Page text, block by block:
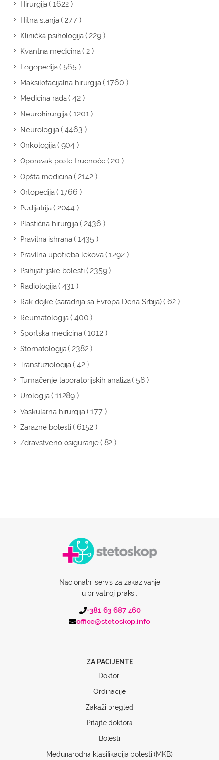
Hirurgija( 1622 )
Hitna stanja( 277 )
Klinička psihologija( 229 )
Kvantna medicina( 2 )
Logopedija( 565 )
Maksilofacijalna hirurgija( 1760 )
Medicina rada( 42 )
Neurohirurgija( 1201 )
Neurologija( 4463 )
Onkologija( 904 )
Oporavak posle trudnoće( 20 )
Opšta medicina( 2142 )
Ortopedija( 1766 )
Pedijatrija( 2044 )
Plastična hirurgija( 2436 )
Pravilna ishrana( 1435 )
Pravilna upotreba lekova( 1292 )
Psihijatrijske bolesti( 2359 )
Radiologija( 431 )
Rak dojke (saradnja sa Evropa Dona Srbija)( 62 )
Reumatologija( 400 )
Sportska medicina( 1012 )
Stomatologija( 2382 )
Transfuziologija( 42 )
Tumačenje laboratorijskih analiza( 58 )
Urologija( 11289 )
Vaskularna hirurgija( 177 )
Zarazne bolesti( 6152 )
Zdravstveno osiguranje( 82 )
Nacionalni servis za zakazivanje
u privatnoj praksi.
+381 63 687 460
office@stetoskop.info
ZA PACIJENTE
Doktori
Ordinacije
Zakaži pregled
Pitajte doktora
Bolesti
Međunarodna klasifikacija bolesti (MKB)